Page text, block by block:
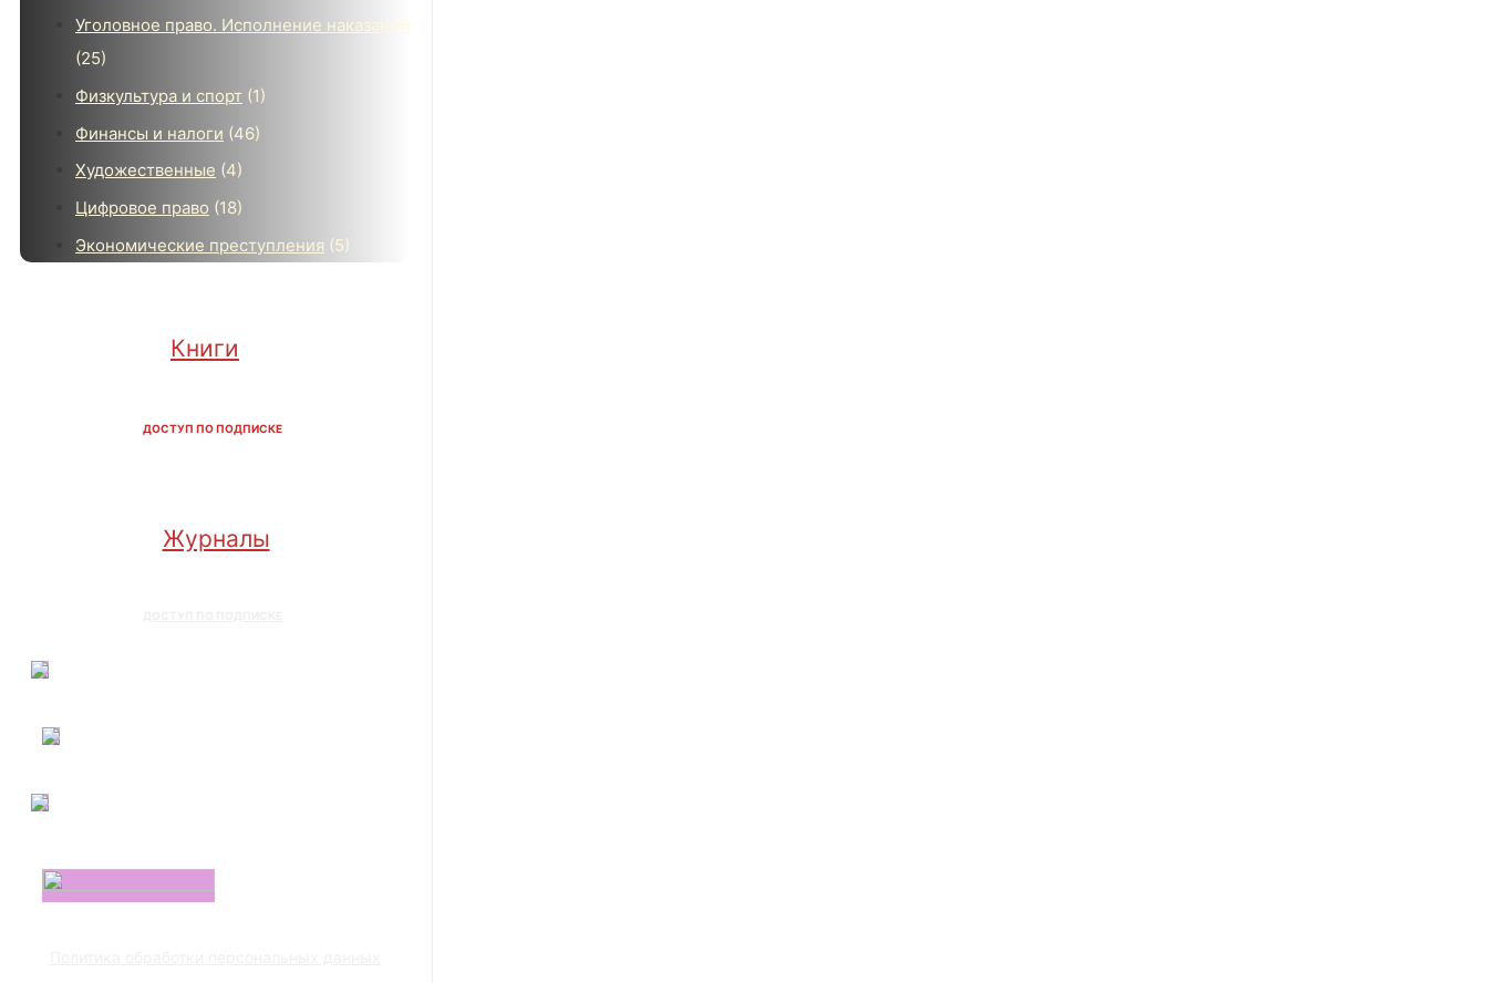
Уголовное право. Исполнение наказаний
(25)
Физкультура и спорт (1)
Финансы и налоги (46)
Художественные (4)
Цифровое право (18)
Экономические преступления (5)
Книги
ДОСТУП ПО ПОДПИСКЕ
Журналы